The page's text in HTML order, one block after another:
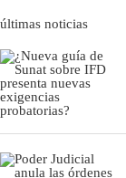
últimas noticias